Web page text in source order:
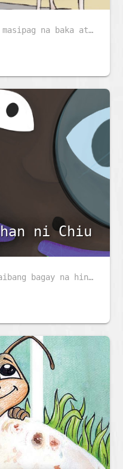
Ito ay kwento tungkol sa masipag na baka at matalinong Asno.
ni Chiu
Nakikita ni Chiu ang kakaibang bagay na hindi nakikita ng iba - lumilipad na sasakyang pangkalawakan at isdang lumalangoy sa pisara. Dinala ni Ajji si Chiu sa doktor ng mga mata upang malaman ang kanyang kapangyarihan sa mahika.